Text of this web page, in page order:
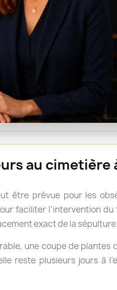
le lieu de cérémonie,
à l’artisan fleuriste
ou une gerbe est
mais il reste
doivent accompagner le
au cimetière
être prévue pour les
faciliter l’intervention
exact de la sépulture.
une coupe de
reste plusieurs jours à